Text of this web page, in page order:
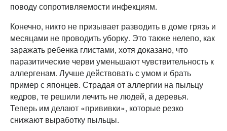
поводу сопротивляемости инфекциям.
Конечно, никто не призывает разводить в доме грязь и
месяцами не проводить уборку. Это также нелепо, как
заражать ребенка глистами, хотя доказано, что
паразитические черви уменьшают чувствительность к
аллергенам. Лучше действовать с умом и брать
пример с японцев. Страдая от аллергии на пыльцу
кедров, те решили лечить не людей, а деревья.
Теперь им делают «прививки», которые резко
снижают выработку пыльцы.